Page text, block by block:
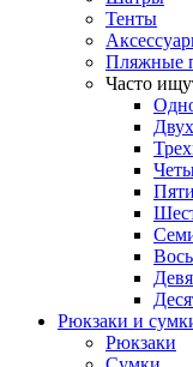
Тенты
Пляжные
Часто
Рюкзаки и
Рюкзаки